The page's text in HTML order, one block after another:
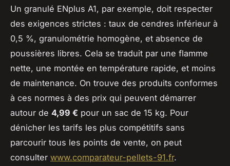
Un granulé ENplus A1, par exemple, doit respecter
des exigences strictes : taux de cendres inférieur à
0,5 %, granulométrie homogène, et absence de
poussières libres. Cela se traduit par une flamme
nette, une montée en température rapide, et moins
de maintenance. On trouve des produits conformes
à ces normes à des prix qui peuvent démarrer
autour de 4,99 € pour un sac de 15 kg. Pour
dénicher les tarifs les plus compétitifs sans
parcourir tous les points de vente, on peut
consulter www.comparateur-pellets-91.fr.